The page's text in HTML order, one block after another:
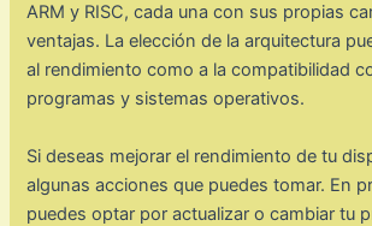
ARM y RISC, cada una con sus propias
ventajas. La elección de la arquitectura
al rendimiento como a la compatibilidad
programas y sistemas operativos.
Si deseas mejorar el rendimiento de tu
algunas acciones que puedes tomar. En
puedes optar por actualizar o cambiar tu